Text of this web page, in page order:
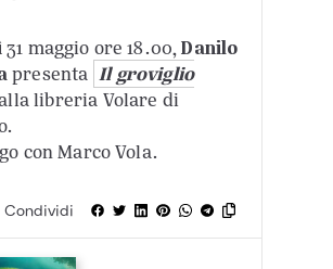
maggio ore 18.00,Danilo
presenta Il groviglio
libreria Volare di
con Marco Vola.
Condividi